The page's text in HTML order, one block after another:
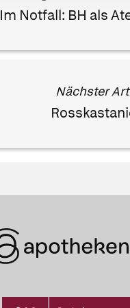
Im Notfall: BH als
Nächster